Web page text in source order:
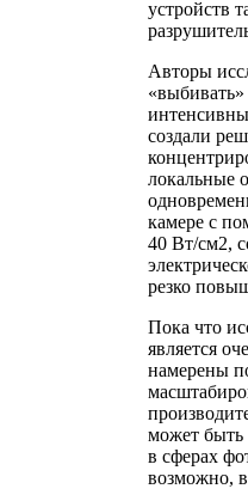
устройств
Авторы
создали
локальные
камере с
40 Вт/см2,
резко
Пока что
является
намерены
может быть
в сферах
возможно,